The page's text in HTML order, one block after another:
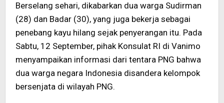
Berselang sehari, dikabarkan dua warga Sudirman
(28) dan Badar (30), yang juga bekerja sebagai
penebang kayu hilang sejak penyerangan itu. Pada
Sabtu, 12 September, pihak Konsulat RI di Vanimo
menyampaikan informasi dari tentara PNG bahwa
dua warga negara Indonesia disandera kelompok
bersenjata di wilayah PNG.